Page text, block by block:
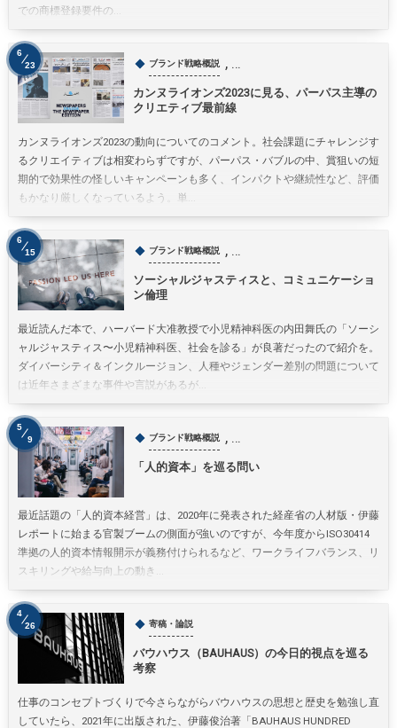
での商標登録要件の...
ブランド戦略概説 , …
カンヌライオンズ2023に見る、パーパス主導の
クリエティブ最前線
カンヌライオンズ2023の動向についてのコメント。社会課題にチャレンジす
るクリエイティブは相変わらずですが、パーパス・バブルの中、賞狙いの短
期的で効果性の怪しいキャンペーンも多く、インパクトや継続性など、評価
もかなり厳しくなっているよう。単...
6
23
ブランド戦略概説 , …
ソーシャルジャスティスと、コミュニケーショ
ン倫理
最近読んだ本で、ハーバード大准教授で小児精神科医の内田舞氏の「ソーシ
ャルジャスティス〜小児精神科医、社会を診る」が良著だったので紹介を。
ダイバーシティ＆インクルージョン、人種やジェンダー差別の問題について
は近年さまざまな事件や言説があるが...
6
15
ブランド戦略概説 , …
「人的資本」を巡る問い
最近話題の「人的資本経営」は、2020年に発表された経産省の人材版・伊藤
レポートに始まる官製ブームの側面が強いのですが、今年度からISO30414
準拠の人的資本情報開示が義務付けられるなど、ワークライフバランス、リ
スキリングや給与向上の動き...
5
9
寄稿・論説
バウハウス（BAUHAUS）の今日的視点を巡る
考察
仕事のコンセプトづくりで今さらながらバウハウスの思想と歴史を勉強し直
していたら、2021年に出版された、伊藤俊治著「BAUHAUS HUNDRED
4
26